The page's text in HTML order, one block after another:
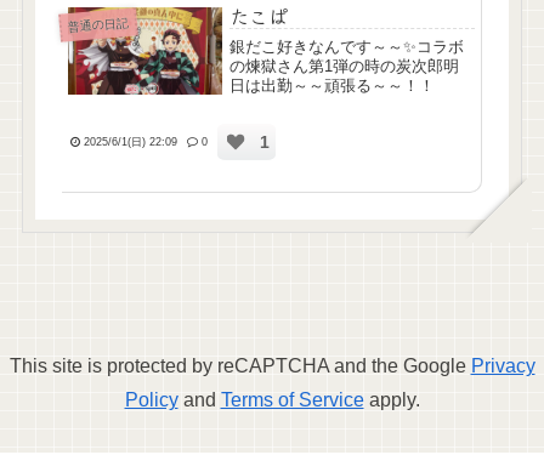
普通の日記 たこぱ
銀だこ好きなんです～～✨コラボ
の煉獄さん第1弾の時の炭次郎明
日は出勤～～頑張る～～！！
2025/6/1(日) 22:09 0 1
This site is protected by reCAPTCHA and the Google Privacy
Policyand Terms of Serviceapply.